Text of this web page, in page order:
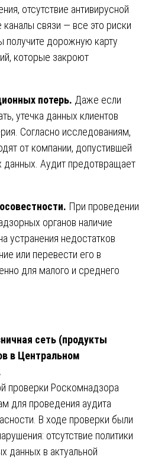
отсутствие антивирусной
связи — все это риски
получите дорожную карту
которые закроют
потерь. Даже если
утечка данных клиентов
Согласно исследованиям,
от компании, допустившей
данных. Аудит предотвращает
При проведении
органов наличие
устранения недостатков
или перевести его в
для малого и среднего
сеть (продукты
в Центральном
проверки Роскомнадзора
для проведения аудита
В ходе проверки были
отсутствие политики
данных в актуальной